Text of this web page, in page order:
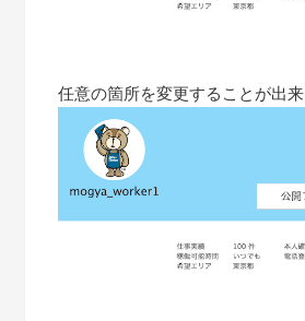
任意の箇所を変更することが出来